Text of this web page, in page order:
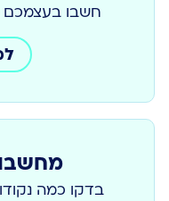
חשבו בעצמכם
בדקו כמה